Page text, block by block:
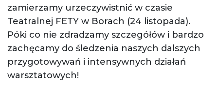
zamierzamy urzeczywistnić w czasie
Teatralnej FETY w Borach (24 listopada).
Póki co nie zdradzamy szczegółów i bardzo
zachęcamy do śledzenia naszych dalszych
przygotowywań i intensywnych działań
warsztatowych!